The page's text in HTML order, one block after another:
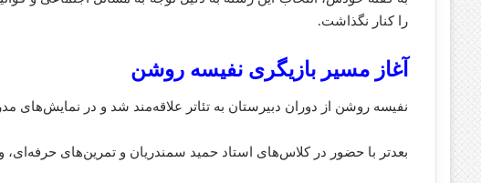
را کنار نگذاشت.
آغاز مسیر بازیگری نفیسه روشن
نفیسه روشن از دوران دبیرستان به تئاتر علاقه‌مند شد و در نمایش‌های
بعدتر با حضور در کلاس‌های استاد حمید سمندریان و تمرین‌های حرفه‌ای،